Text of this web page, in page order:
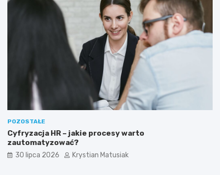
POZOSTAŁE
Cyfryzacja HR – jakie procesy warto
zautomatyzować?
30 lipca 2026 Krystian Matusiak